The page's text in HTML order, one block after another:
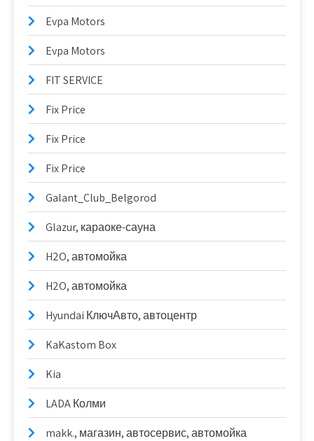
Evpa Motors
Evpa Motors
FIT SERVICE
Fix Price
Fix Price
Fix Price
Galant_Club_Belgorod
Glazur, караоке-сауна
H2O, автомойка
H2O, автомойка
Hyundai КлючАвто, автоцентр
KaKastom Box
Kia
LADA Колми
makk., магазин, автосервис, автомойка